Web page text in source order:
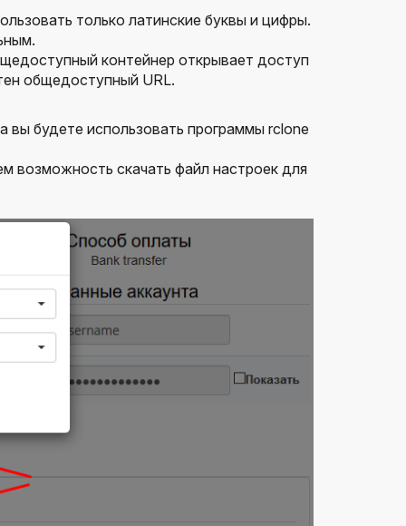
только латинские буквы и цифры.
контейнер открывает доступ
общедоступный URL.
вы будете использовать программы rclone
возможность скачать файл настроек для